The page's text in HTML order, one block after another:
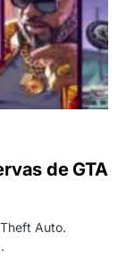
de GTA
Auto.